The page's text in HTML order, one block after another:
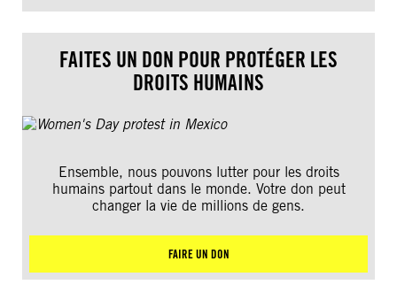
FAITES UN DON POUR PROTÉGER LES
DROITS HUMAINS
Ensemble, nous pouvons lutter pour les droits
humains partout dans le monde. Votre don peut
changer la vie de millions de gens.
FAIRE UN DON